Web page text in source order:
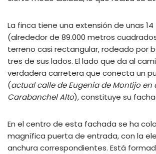
La finca tiene una extensión de unas
(alrededor de 89.000 metros
terreno casi rectangular, rodeado por
tres de sus lados. El lado que da al
verdadera carretera que conecta un
(actual calle de Eugenia de Montijo en
Carabanchel Alto), constituye su
En el centro de esta fachada se ha
magnífica puerta de entrada, con la
anchura correspondientes. Está